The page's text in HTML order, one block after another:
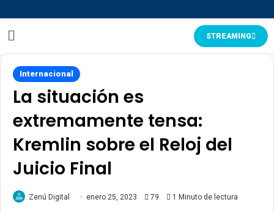
STREAMING
Internacional
La situación es
extremamente tensa:
Kremlin sobre el Reloj del
Juicio Final
Zenú Digital enero 25, 2023 79 1 Minuto de lectura